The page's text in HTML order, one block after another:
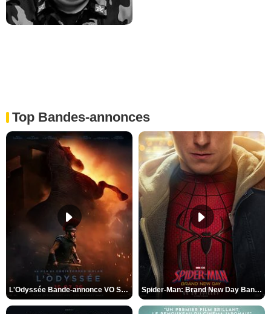
Top Bandes-annonces
L'Odyssée Bande-annonce VO STFR Spider-Man: Brand New Day Bande-annonce VO STFR